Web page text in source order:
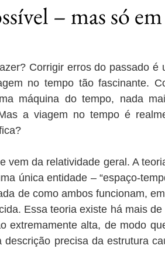
– mas só em
Corrigir erros do passado é
no tempo tão fascinante.
máquina do tempo, nada
a viagem no tempo é
vem da relatividade geral. A
única entidade – “espaço-
de como ambos funcionam,
Essa teoria existe há mais de
extremamente alta, de modo
precisa da estrutura